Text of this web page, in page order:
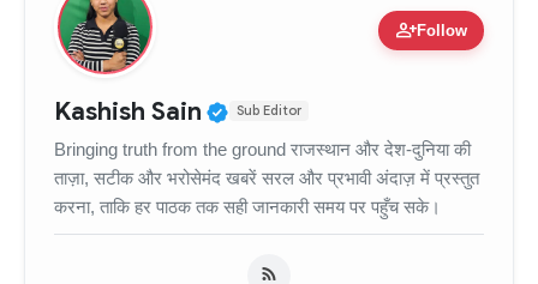
person_addFollow
Kashish Sain Verified Public Figure •
Sub Editor
Bringing truth from the ground राजस्थान और देश-दुनिया की
ताज़ा, सटीक और भरोसेमंद खबरें सरल और प्रभावी अंदाज़ में प्रस्तुत
करना, ताकि हर पाठक तक सही जानकारी समय पर पहुँच सके।